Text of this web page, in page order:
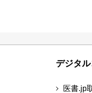
デジタ
医書.jp